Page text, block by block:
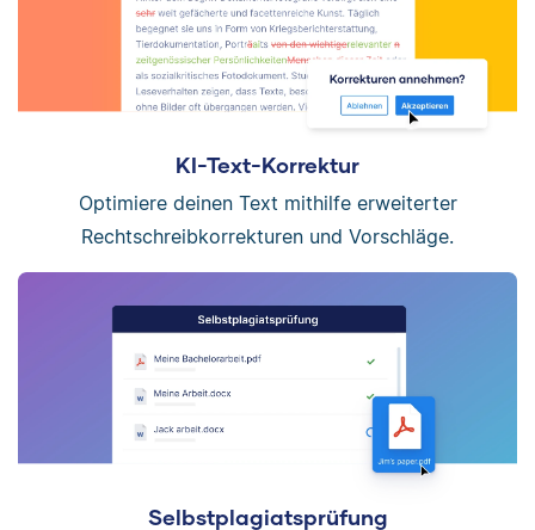
KI-Text-Korrektur
Optimiere deinen Text mithilfe erweiterter
Rechtschreibkorrekturen und Vorschläge.
Selbstplagiatsprüfung